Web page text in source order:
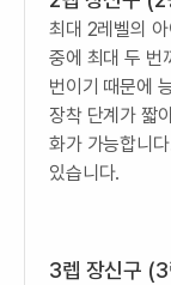
최대 2레벨의
중에 최대 두 번
번이기 때문에
장착 단계가 짧
화가 가능합니
있습니다.
3렙 장신구